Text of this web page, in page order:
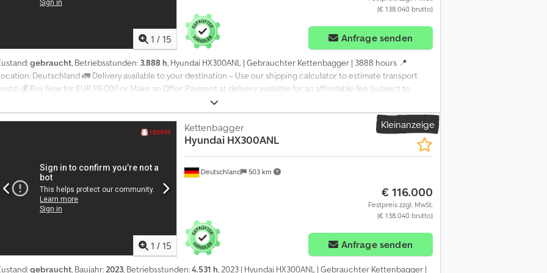
1 / 15
(€ 138.040 brutto)
Anfrage senden
gebraucht, Betriebsstunden: 3.888 h, Hyundai HX300ANL | Gebrauchter Kettenbagger | 3888 hours 📍
Deutschland 🚛 Delivery available to your destination – Use our shipping calculator to estimate transport
💰 Buy Now for EUR 116000 or Make an Offer. Payment at delivery available for an affordable fee (subject to
approval)* 👷‍♂️ Inspected by an independent expert 63 Inspektionspunkte 43 genehmigt ✅ 19 unvollkommene ℹ️ 1
⚠️ 📌 Inspector's Comment: Stark genutzter Bagger benötigt eine große Reinigung, sehr lauter
Antriebsstrang und hörbare Hydraulikpumpe, alle Funktionen funktionieren während der Inspektion. 📄 Want to see
the full inspection, extra photos, or a video? Tip: The reference "41100 Equippo" is commonly used when looking up
Jobsite delivery available Crjdpszrnphofx Alnof ✔ Money-Back Guaranteed ✔ Secure and flexible payment options 🔄
Considering other equipment options? We offer helpful tools and resources for all equipment owners and operators
– easily accessible on our platform.
Kleinanzeige
1 / 15
Deutschland 503 km
Kettenbagger
Hyundai HX300ANL
€ 116.000
Festpreis zzgl. MwSt.
(€ 138.040 brutto)
Anfrage senden
gebraucht, Baujahr:2023, Betriebsstunden:4.531 h, 2023 | Hyundai HX300ANL | Gebrauchter Kettenbagger |